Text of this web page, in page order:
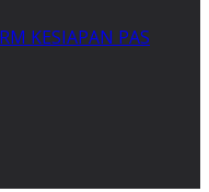
KESIAPAN PAS